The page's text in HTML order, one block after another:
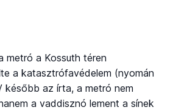
metró a Kossuth téren
a katasztrófavédelem (nyomán
később az írta, a metró nem
a vaddisznó lement a sínek